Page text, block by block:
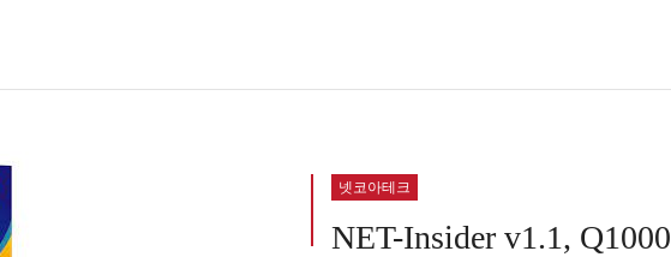
넷코아테크
NET-Insider v1.1, Q1000